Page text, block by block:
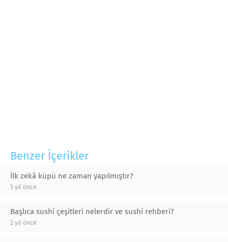
Benzer İçerikler
İlk zekâ küpü ne zaman yapılmıştır?
5 yıl önce
Başlıca sushi çeşitleri nelerdir ve sushi rehberi?
2 yıl önce